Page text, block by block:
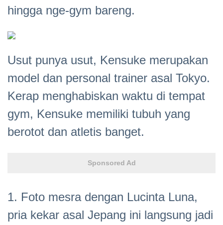
hingga nge-gym bareng.
Usut punya usut, Kensuke merupakan
model dan personal trainer asal Tokyo.
Kerap menghabiskan waktu di tempat
gym, Kensuke memiliki tubuh yang
berotot dan atletis banget.
Sponsored Ad
1. Foto mesra dengan Lucinta Luna,
pria kekar asal Jepang ini langsung jadi